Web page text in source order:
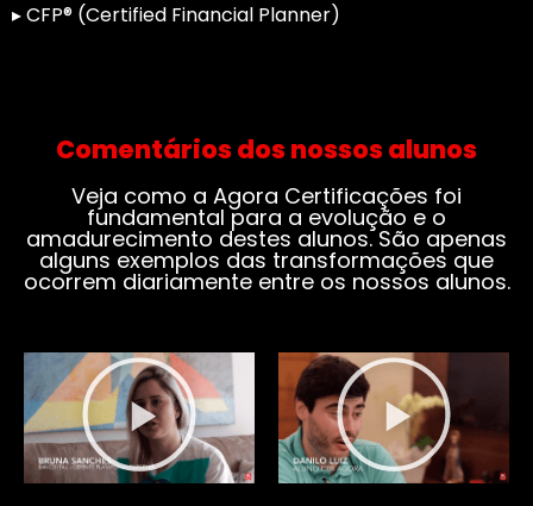
▸ CFP® (Certified Financial Planner)
Comentários dos nossos alunos
Veja como a Agora Certificações foi
fundamental para a evolução e o
amadurecimento destes alunos. São apenas
alguns exemplos das transformações que
ocorrem diariamente entre os nossos alunos.